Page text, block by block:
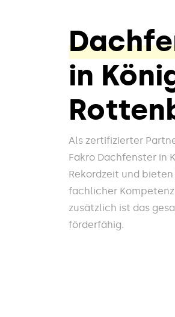
in
Als zertifizierter
Fakro Dachfenster in
Rekordzeit und
fachlicher
zusätzlich ist das
förderfähig.